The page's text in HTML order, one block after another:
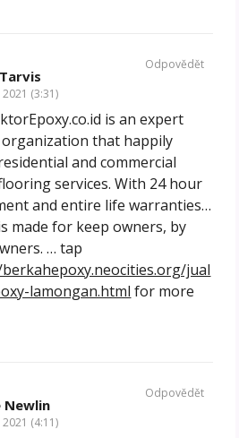
(3:31)
is an expert
that happily
and commercial
services. With 24 hour
and entire life warranties…
made for keep owners, by
… tap
jual
lamongan.html for more
Odpovědět
Newlin
(4:11)
Odpovědět